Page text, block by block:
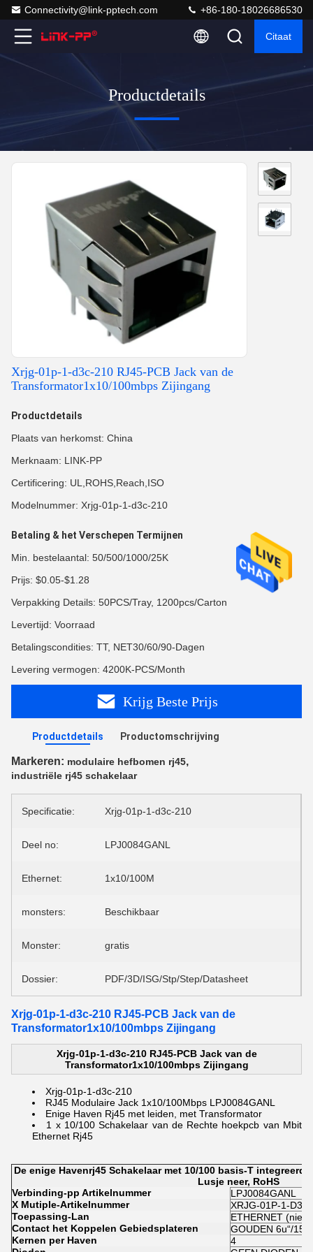
Connectivity@link-pptech.com +86-180-18026686530
Citaat
Productdetails
Xrjg-01p-1-d3c-210 RJ45-PCB Jack van de
Transformator1x10/100mbps Zijingang
Productdetails
Plaats van herkomst: China
Merknaam: LINK-PP
Certificering: UL,ROHS,Reach,ISO
Modelnummer: Xrjg-01p-1-d3c-210
Betaling & het Verschepen Termijnen
Min. bestelaantal: 50/500/1000/25K
Prijs: $0.05-$1.28
Verpakking Details: 50PCS/Tray, 1200pcs/Carton
Levertijd: Voorraad
Betalingscondities: TT, NET30/60/90-Dagen
Levering vermogen: 4200K-PCS/Month
Krijg Beste Prijs
Productdetails Productomschrijving
Markeren: modulaire hefbomen rj45,
industriële rj45 schakelaar
Specificatie: Xrjg-01p-1-d3c-210
Deel no: LPJ0084GANL
Ethernet: 1x10/100M
monsters: Beschikbaar
Monster: gratis
Dossier: PDF/3D/ISG/Stp/Step/Datasheet
Xrjg-01p-1-d3c-210 RJ45-PCB Jack van de
Transformator1x10/100mbps Zijingang
Xrjg-01p-1-d3c-210 RJ45-PCB Jack van de
Transformator1x10/100mbps Zijingang
Xrjg-01p-1-d3c-210
RJ45 Modulaire Jack 1x10/100Mbps LPJ0084GANL
Enige Haven Rj45 met leiden, met Transformator
1 x 10/100 Schakelaar van de Rechte hoekpcb van Mbit
Ethernet Rj45
De enige Havenrj45 Schakelaar met 10/100 basis-T
Lusje neer, RoHS
Verbinding-pp Artikelnummer
LPJ0084GANL
X Mutiple-Artikelnummer
XRJG-01P-1-
Toepassing-Lan
ETHERNET (niet
Contact het Koppelen Gebiedsplateren
GOUDEN 6u“/
Kernen per Haven
4